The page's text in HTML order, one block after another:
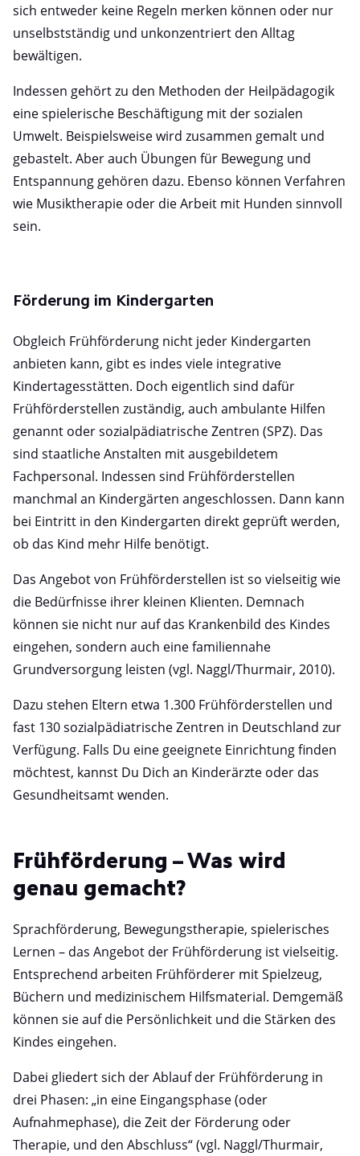
sich entweder keine Regeln merken können oder nur
unselbstständig und unkonzentriert den Alltag
bewältigen.
Indessen gehört zu den Methoden der Heilpädagogik
eine spielerische Beschäftigung mit der sozialen
Umwelt. Beispielsweise wird zusammen gemalt und
gebastelt. Aber auch Übungen für Bewegung und
Entspannung gehören dazu. Ebenso können Verfahren
wie Musiktherapie oder die Arbeit mit Hunden sinnvoll
sein.
Förderung im Kindergarten
Obgleich Frühförderung nicht jeder Kindergarten
anbieten kann, gibt es indes viele integrative
Kindertagesstätten. Doch eigentlich sind dafür
Frühförderstellen zuständig, auch ambulante Hilfen
genannt oder sozialpädiatrische Zentren (SPZ). Das
sind staatliche Anstalten mit ausgebildetem
Fachpersonal. Indessen sind Frühförderstellen
manchmal an Kindergärten angeschlossen. Dann kann
bei Eintritt in den Kindergarten direkt geprüft werden,
ob das Kind mehr Hilfe benötigt.
Das Angebot von Frühförderstellen ist so vielseitig wie
die Bedürfnisse ihrer kleinen Klienten. Demnach
können sie nicht nur auf das Krankenbild des Kindes
eingehen, sondern auch eine familiennahe
Grundversorgung leisten (vgl. Naggl/Thurmair, 2010).
Dazu stehen Eltern etwa 1.300 Frühförderstellen und
fast 130 sozialpädiatrische Zentren in Deutschland zur
Verfügung. Falls Du eine geeignete Einrichtung finden
möchtest, kannst Du Dich an Kinderärzte oder das
Gesundheitsamt wenden.
Frühförderung – Was wird
genau gemacht?
Sprachförderung, Bewegungstherapie, spielerisches
Lernen – das Angebot der Frühförderung ist vielseitig.
Entsprechend arbeiten Frühförderer mit Spielzeug,
Büchern und medizinischem Hilfsmaterial. Demgemäß
können sie auf die Persönlichkeit und die Stärken des
Kindes eingehen.
Dabei gliedert sich der Ablauf der Frühförderung in
drei Phasen: „in eine Eingangsphase (oder
Aufnahmephase), die Zeit der Förderung oder
Therapie, und den Abschluss“ (vgl. Naggl/Thurmair,